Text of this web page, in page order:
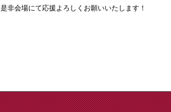
是非会場にて応援よろしくお願いいたします！